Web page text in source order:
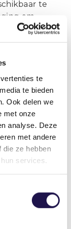
te
te bieden
Ook delen we
met onze
analyse. Deze
met andere
die ze hebben
services.
te
om
en
opleiden weg
niet worden
van de
hen gaat
we een
De
is zo groot
gebruiken.
werving,
uit om